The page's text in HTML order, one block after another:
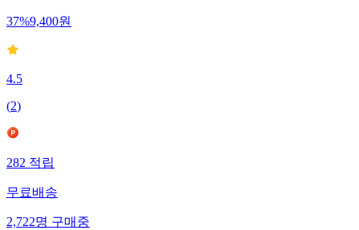
37%9,400원
4.5
(2)
282 적립
무료배송
2,722명 구매중